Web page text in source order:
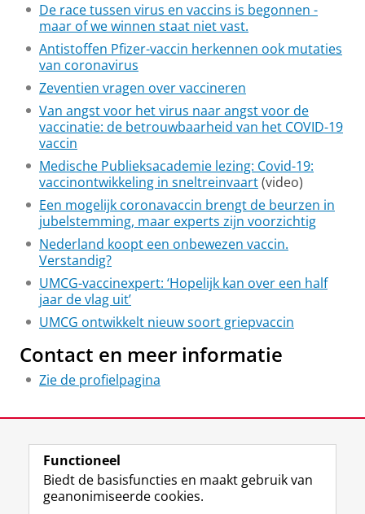
De race tussen virus en vaccins is begonnen -
maar of we winnen staat niet vast.
Antistoffen Pfizer-vaccin herkennen ook mutaties
van coronavirus
Zeventien vragen over vaccineren
Van angst voor het virus naar angst voor de
vaccinatie: de betrouwbaarheid van het COVID-19
vaccin
Medische Publieksacademie lezing: Covid-19:
vaccinontwikkeling in sneltreinvaart(video)
Een mogelijk coronavaccin brengt de beurzen in
jubelstemming, maar experts zijn voorzichtig
Nederland koopt een onbewezen vaccin.
Verstandig?
UMCG-vaccinexpert: ‘Hopelijk kan over een half
jaar de vlag uit’
UMCG ontwikkelt nieuw soort griepvaccin
Contact en meer informatie
Zie de profielpagina
View this page in:English
Functioneel
Biedt de basisfuncties en maakt gebruik van
geanonimiseerde cookies.